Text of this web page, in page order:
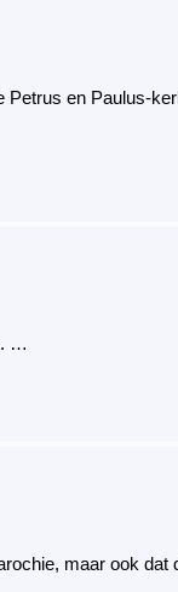
en Paulus-
…
maar ook dat